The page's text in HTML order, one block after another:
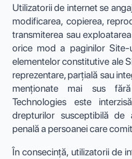
Utilizatorii de internet se
modificarea, copierea,
transmiterea sau
orice mod a paginilor
elementelor constitutive ale
reprezentare, parțială sau
menționate mai sus
Technologies este
drepturilor susceptibilă
penală a persoanei care
În consecință, utilizatorii de